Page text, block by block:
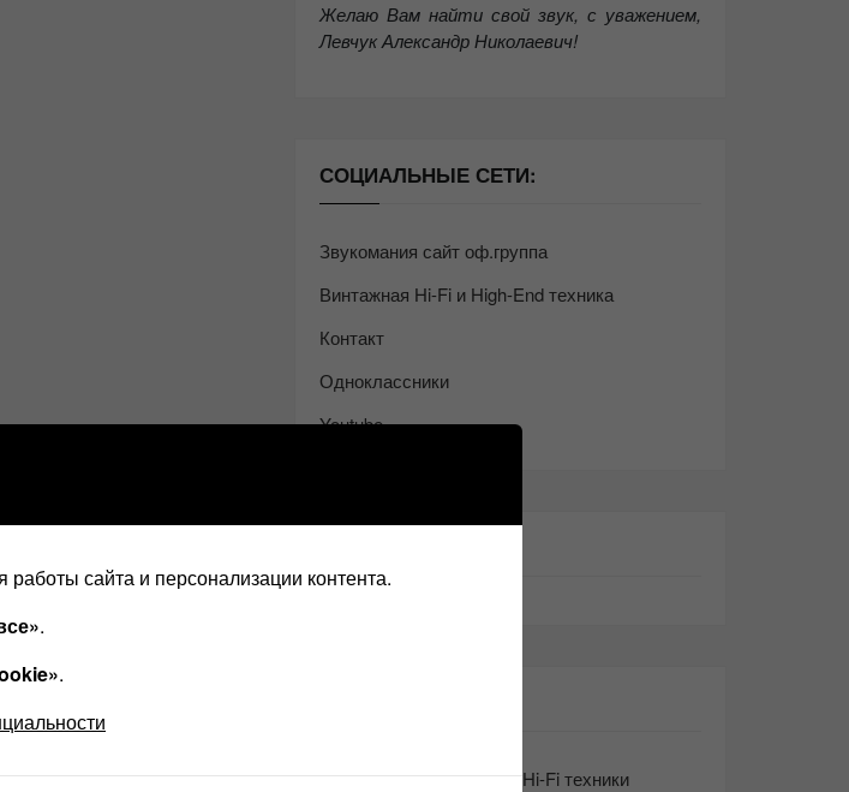
Желаю Вам найти свой звук, с уважением,
Левчук Александр Николаевич!
СОЦИАЛЬНЫЕ СЕТИ:
Звукомания сайт оф.группа
Винтажная Hi-Fi и High-End техника
Контакт
Одноклассники
Youtube
Возьмите друга в салон Hi-Fi техники
сайта и персонализации контента.
.
.